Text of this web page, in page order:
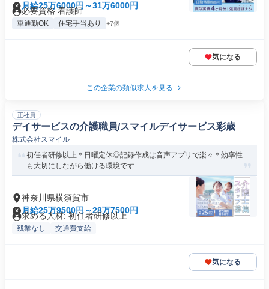
月給25万6000円～31万6000円
必要資格 看護師
車通勤OK 住宅手当あり +7個
気になる
この企業の類似求人を見る
正社員
デイサービスの介護職員/スマイルデイサービス彩歳
株式会社スマイル
初任者研修以上＊日曜定休◎記録作成は音声アプリで楽々＊効率性
も大切にしながら働ける環境です...
神奈川県横須賀市
月給25万9500円～28万7500円
求める人材: 初任者研修以上
残業なし 交通費支給
気になる